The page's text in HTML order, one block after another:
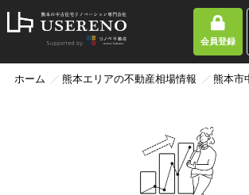
会員登録
ホーム 熊本エリアの不動産相場情報 熊本市